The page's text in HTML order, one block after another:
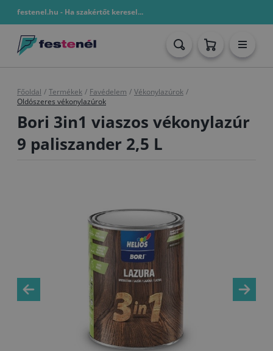
festenel.hu - Ha szakértőt keresel...
Főoldal / Termékek / Favédelem / Vékonylazúrok /
Oldószeres vékonylazúrok
Bori 3in1 viaszos vékonylazúr
9 paliszander 2,5 L